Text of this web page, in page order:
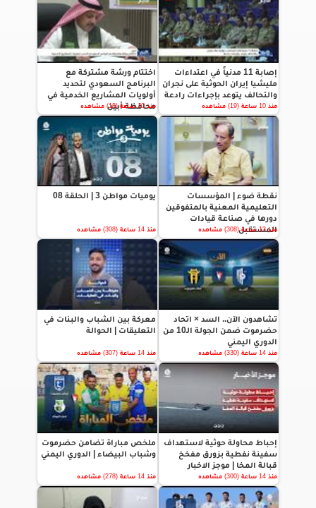
إصابة 11 مدنياً في اعتداءات
مليشيا إيران الحوثية على نجران
والتحالف يتوعد بإجراءات رادعة
منذ 10 ساعة (19) مشاهده
اختتام ورشة مشتركة مع
البرنامج السعودي لتحديد
أولويات المشاريع الخدمية في
محافظة أبين
منذ 10 ساعة (18) مشاهده
نقطة ضوء | المؤسسات
التعليمية المعنية بالمتفوقين
دورها في صناعة قيادات
المستقبل
منذ 13 ساعة (308) مشاهده
يوميات مواطن 3 | الحلقة 08
منذ 14 ساعة (308) مشاهده
تشاهدون الآن.. السد × اتحاد
حضرموت ضمن الجولة الـ10 من
الدوري اليمني
منذ 14 ساعة (330) مشاهده
معركة بين الشباب والبنات في
التعليقات | الحوالة
منذ 14 ساعة (307) مشاهده
إحباط محاولة حوثية لاستهداف
سفينة نفطية بزورق مفخخ
قبالة المخا | موجز الاخبار
منذ 14 ساعة (300) مشاهده
ملخص مباراة تضامن حضرموت
وشباب البيضاء | الدوري اليمني
منذ 14 ساعة (278) مشاهده